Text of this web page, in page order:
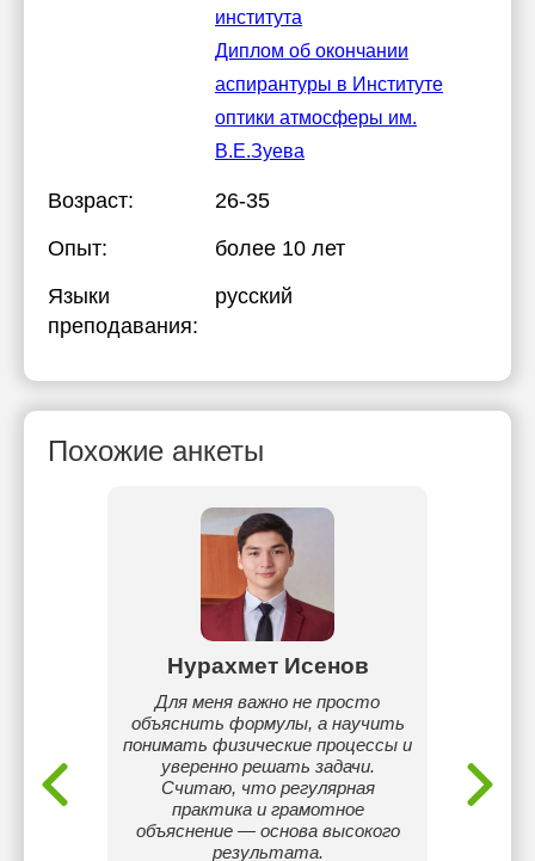
института
Диплом об окончании
аспирантуры в Институте
оптики атмосферы им.
В.Е.Зуева
Возраст:
26-35
Опыт:
более 10 лет
Языки
преподавания:
русский
Похожие анкеты
Нурахмет Исенов
Для меня важно не просто
объяснить формулы, а научить
понимать физические процессы и
уверенно решать задачи.
Считаю, что регулярная
практика и грамотное
объяснение — основа высокого
результата.